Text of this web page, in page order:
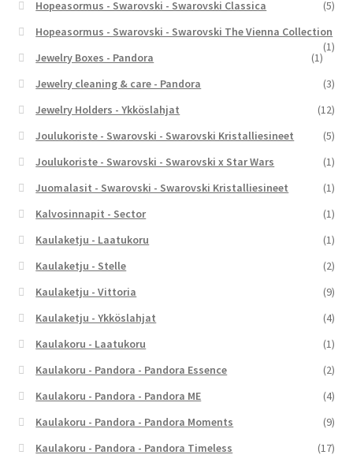
Hopeasormus - Swarovski - Swarovski Classica
(5)
Hopeasormus - Swarovski - Swarovski The Vienna Collection
(1)
Jewelry Boxes - Pandora
(1)
Jewelry cleaning & care - Pandora
(3)
Jewelry Holders - Ykköslahjat
(12)
Joulukoriste - Swarovski - Swarovski Kristalliesineet
(5)
Joulukoriste - Swarovski - Swarovski x Star Wars
(1)
Juomalasit - Swarovski - Swarovski Kristalliesineet
(1)
Kalvosinnapit - Sector
(1)
Kaulaketju - Laatukoru
(1)
Kaulaketju - Stelle
(2)
Kaulaketju - Vittoria
(9)
Kaulaketju - Ykköslahjat
(4)
Kaulakoru - Laatukoru
(1)
Kaulakoru - Pandora - Pandora Essence
(2)
Kaulakoru - Pandora - Pandora ME
(4)
Kaulakoru - Pandora - Pandora Moments
(9)
Kaulakoru - Pandora - Pandora Timeless
(17)